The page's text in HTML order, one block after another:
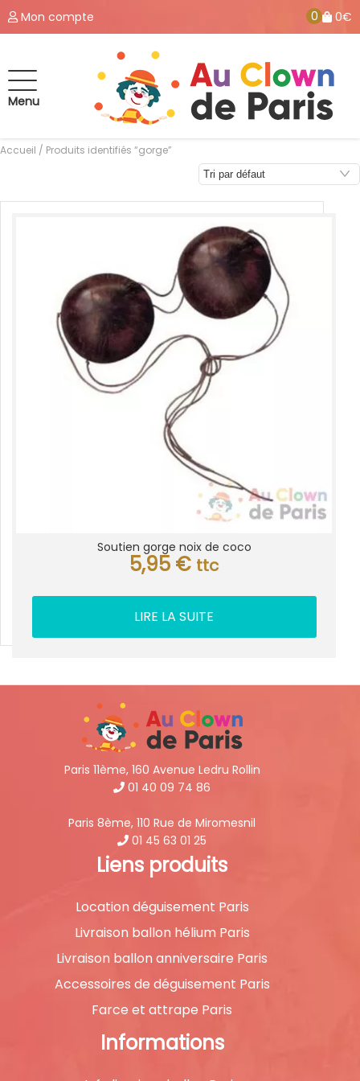
Mon compte 0 0€
Menu
Accueil / Produits identifiés “gorge”
Soutien gorge noix de coco
5,95 € ttc
LIRE LA SUITE
Paris 11ème, 160 Avenue Ledru Rollin
01 40 09 74 86
Paris 8ème, 110 Rue de Miromesnil
01 45 63 01 25
Liens produits
Location déguisement Paris
Livraison ballon hélium Paris
Livraison ballon anniversaire Paris
Accessoires de déguisement Paris
Farce et attrape Paris
Informations